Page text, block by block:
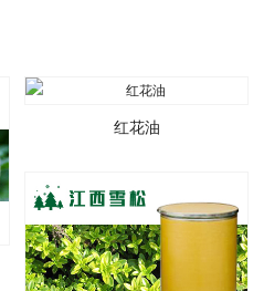
红花油